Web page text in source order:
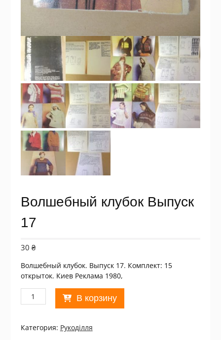
Волшебный клубок Выпуск
17
30 ₴
Волшебный клубок. Выпуск 17. Комплект: 15
открыток. Киев Реклама 1980,
Количество
товара
клубок
Выпуск
В корзину
Категория: Рукоділля